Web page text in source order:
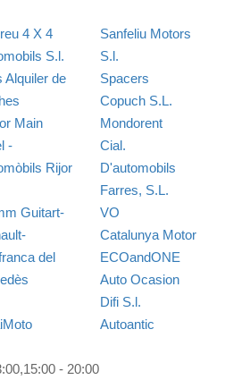
4 X 4
S.l.
Sanfeliu Motors
S.l.
Alquiler de
Spacers
Copuch S.L.
Main
Mondorent
-
Rijor
Cial.
D'automobils
Farres, S.L.
Guitart-
del
VO
Catalunya Motor
ECOandONE
Auto Ocasion
Difi S.l.
Autoantic
- 20:00